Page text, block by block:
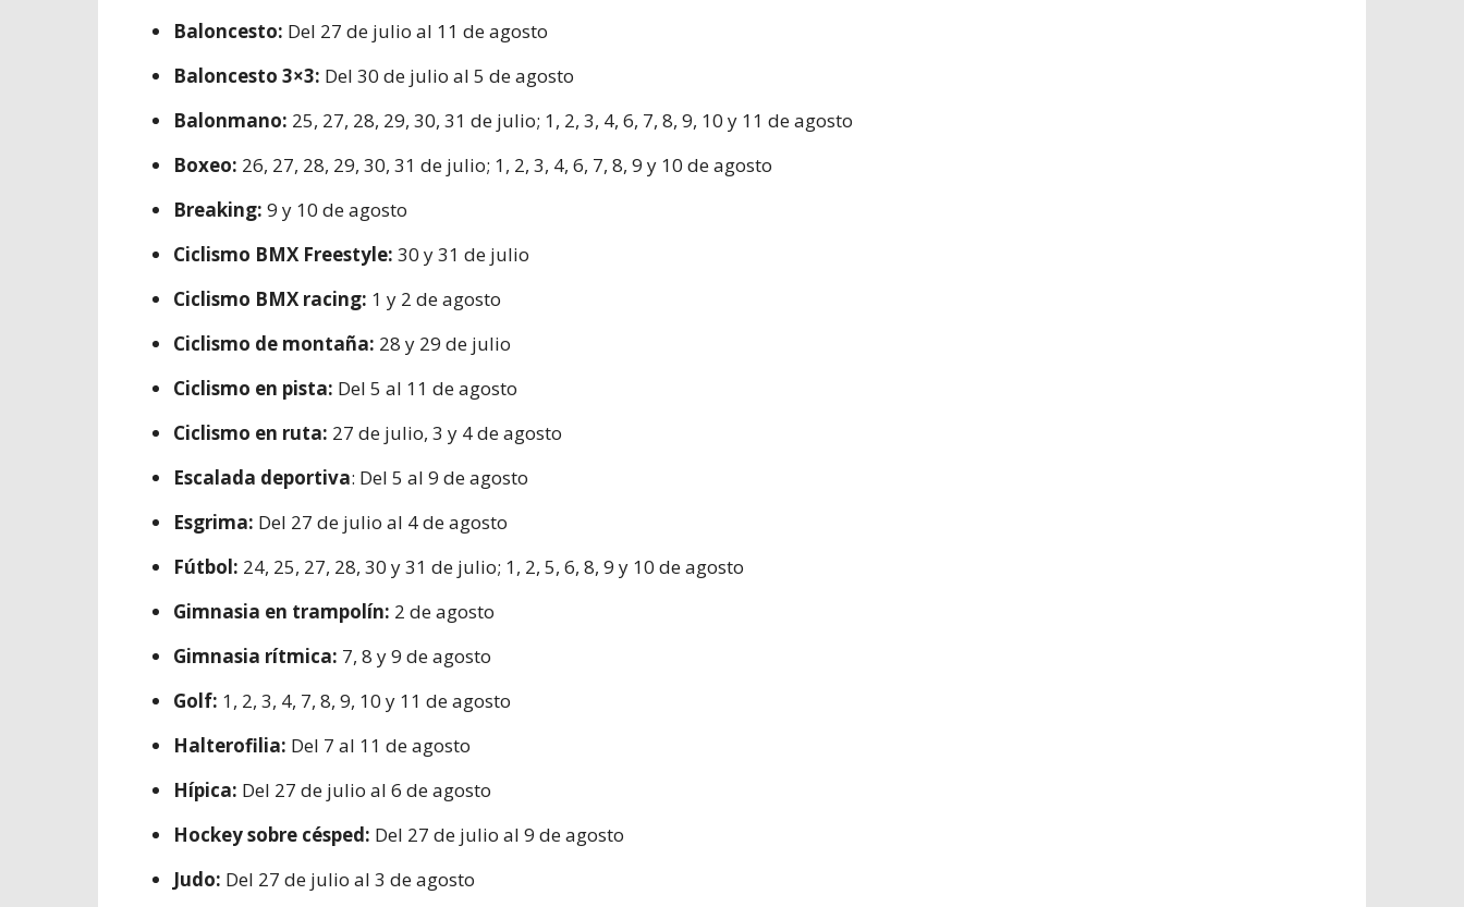
Baloncesto: Del 27 de julio al 11 de agosto
Baloncesto 3×3: Del 30 de julio al 5 de agosto
Balonmano: 25, 27, 28, 29, 30, 31 de julio; 1, 2, 3, 4, 6, 7, 8, 9, 10 y 11 de agosto
Boxeo: 26, 27, 28, 29, 30, 31 de julio; 1, 2, 3, 4, 6, 7, 8, 9 y 10 de agosto
Breaking: 9 y 10 de agosto
Ciclismo BMX Freestyle: 30 y 31 de julio
Ciclismo BMX racing: 1 y 2 de agosto
Ciclismo de montaña: 28 y 29 de julio
Ciclismo en pista: Del 5 al 11 de agosto
Ciclismo en ruta: 27 de julio, 3 y 4 de agosto
Escalada deportiva: Del 5 al 9 de agosto
Esgrima: Del 27 de julio al 4 de agosto
Fútbol: 24, 25, 27, 28, 30 y 31 de julio; 1, 2, 5, 6, 8, 9 y 10 de agosto
Gimnasia en trampolín: 2 de agosto
Gimnasia rítmica: 7, 8 y 9 de agosto
Golf: 1, 2, 3, 4, 7, 8, 9, 10 y 11 de agosto
Halterofilia: Del 7 al 11 de agosto
Hípica: Del 27 de julio al 6 de agosto
Hockey sobre césped: Del 27 de julio al 9 de agosto
Judo: Del 27 de julio al 3 de agosto